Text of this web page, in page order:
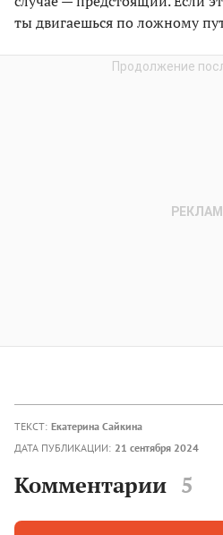
ты двигаешься по ложному
ТЕКСТ: Екатерина Сайкина
ДАТА ПУБЛИКАЦИИ: 21 сентября 2024
Комментарии 5